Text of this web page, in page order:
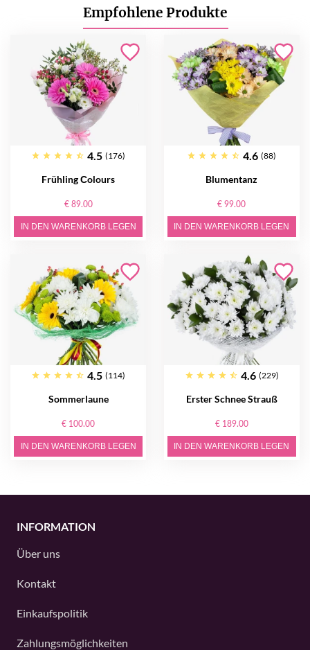
Empfohlene Produkte
4.5 (176)
Frühling Сolours
€ 89.00
IN DEN WARENKORB LEGEN
4.6 (88)
Blumentanz
€ 99.00
IN DEN WARENKORB LEGEN
4.5 (114)
Sommerlaune
€ 100.00
IN DEN WARENKORB LEGEN
4.6 (229)
Erster Schnee Strauß
€ 189.00
IN DEN WARENKORB LEGEN
INFORMATION
Über uns
Kontakt
Einkaufspolitik
Zahlungsmöglichkeiten